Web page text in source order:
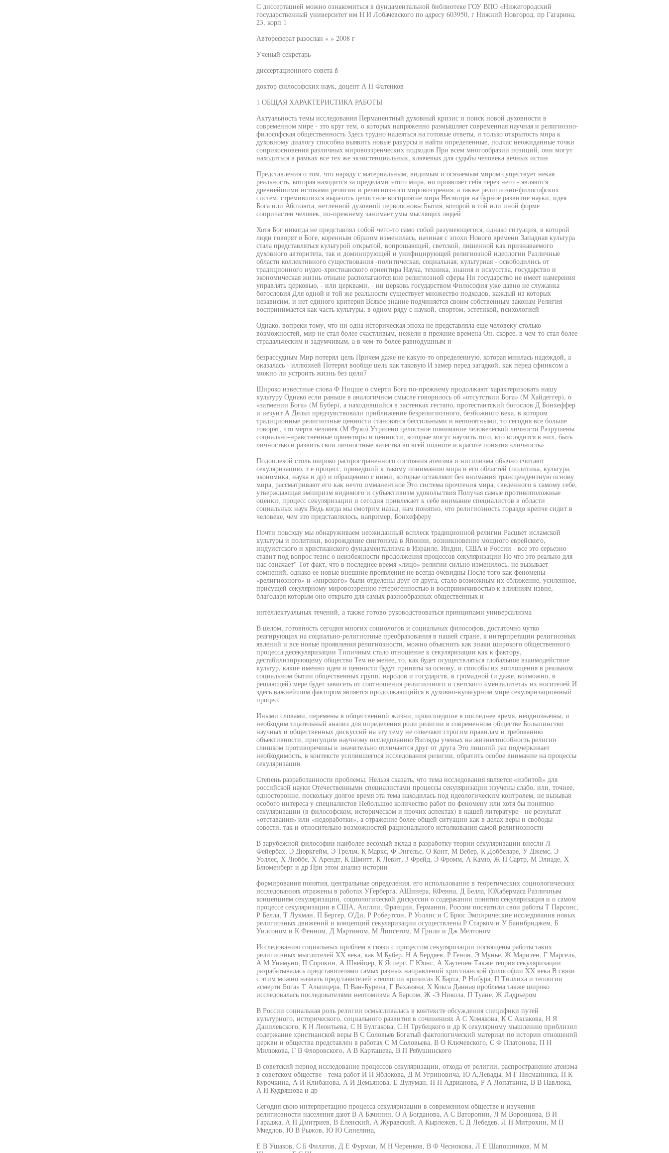
С диссертацией можно ознакомиться в фундаментальной библиотеке ГОУ ВПО «Нижегородский
государственный университет им Н И Лобачевского по адресу 603950, г Нижний Новгород, пр Гагарина,
23, корп 1
Автореферат разослан « » 2008 г
Ученый секретарь
диссертационного совета ñ
доктор философских наук, доцент А Н Фатенков
1 ОБЩАЯ ХАРАКТЕРИСТИКА РАБОТЫ
Актуальность темы исследования Перманентный духовный кризис и поиск новой духовности в
современном мире - это круг тем, о которых напряженно размышляет современная научная и религиозно-
философская общественность Здесь трудно надеяться на готовые ответы, и только открытость мира к
духовному диалогу способна выявить новые ракурсы и найти определенные, подчас неожиданные точки
соприкосновения различных мировоззренческих подходов При всем многообразии позиций, они могут
находиться в рамках все тех же экзистенциальных, ключевых для судьбы человека вечных истин
Представления о том, что наряду с материальным, видимым и осязаемым миром существует некая
реальность, которая находится за пределами этого мира, но проявляет себя через него - являются
древнейшими истоками религии и религиозного мировоззрения, а также религиозно-философских
систем, стремившихся выразить целостное восприятие мира Несмотря на бурное развитие науки, идея
Бога или Абсолюта, нетленной духовной первоосновы Бытия, которой в той или иной форме
сопричастен человек, по-прежнему занимает умы мыслящих людей
Хотя Бог никогда не представлял собой чего-то само собой разумеющегося, однако ситуация, в которой
люди говорят о Боге, коренным образом изменилась, начиная с эпохи Нового времени Западная культура
стала представляться культурой открытой, вопрошающей, светской, лишенной как признаваемого
духовного авторитета, так и доминирующей и унифицирующей религиозной идеологии Различные
области коллективного существования -политическая, социальная, культурная - освободились от
традиционного иудео-христианского ориентира Наука, техника, знания и искусства, государство и
экономическая жизнь отныне располагаются вне религиозной сферы Ни государство не имеет намерения
управлять церковью, - или церквами, - ни церковь государством Философия уже давно не служанка
богословия Для одной и той же реальности существует множество подходов, каждый из которых
независим, и нет единого критерия Всякое знание подчиняется своим собственным законам Религия
воспринимается как часть культуры, в одном ряду с наукой, спортом, эстетикой, психологией
Однако, вопреки тому, что ни одна историческая эпоха не представляла еще человеку столько
возможностей, мир не стал более счастливым, нежели в прежние времена Он, скорее, в чем-то стал более
страдальческим и задумчивым, а в чем-то более равнодушным и
безрассудным Мир потерял цель Причем даже не какую-то определенную, которая мнилась надеждой, а
оказалась - иллюзией Потерял вообще цель как таковую И замер перед загадкой, как перед сфинксом а
можно ли устроить жизнь без цели7
Широко известные слова Ф Ницше о смерти Бога по-прежнему продолжают характеризовать нашу
культуру Однако если раньше в аналогичном смысле говорилось об «отсутствии Бога» (М Хайдеггер), о
«затмении Бога» (М Бубер), а находившийся в застенках гестапо, протестантский богослов Д Бонхеффер
и иезуит А Дельп предчувствовали приближение безрелигиозного, безбожного века, в котором
традиционные религиозные ценности становятся бессильными и непонятными, то сегодня все больше
говорят, что мертв человек (М Фуко) Утрачено целостное понимание человеческой личности Разрушены
социально-нравственные ориентиры и ценности, которые могут научить того, кто вглядится в них, быть
личностью и развить свои личностные качества во всей полноте и красоте понятия «личность»
Подоплекой столь широко распространенного состояния атеизма и нигилизма обычно считают
секуляризацию, т е процесс, приведший к такому пониманию мира и его областей (политика, культура,
экономика, наука и др) и обращению с ними, которые оставляют без внимания трансцендентную основу
мира, рассматривают его как нечто имманентное Это система прочтения мира, сведенного к самому себе,
утверждающая эмпиризм видимого и субъективизм удовольствия Получая самые противоположные
оценки, процесс секуляризации и сегодня привлекает к себе внимание специалистов в области
социальных наук Ведь когда мы смотрим назад, нам понятно, что религиозность гораздо крепче сидит в
человеке, чем это представлялось, например, Бонхефферу
Почти повсюду мы обнаруживаем неожиданный всплеск традиционной религии Расцвет исламской
культуры и политики, возрождение синтоизма в Японии, возникновение мощного еврейского,
индуистского и христианского фундаментализма в Израиле, Индии, США и России - все это серьезно
ставит под вопрос тезис о неизбежности продолжения процессов секуляризации Но что это реально для
нас означает'' Тот факт, что в последнее время «лицо» религии сильно изменилось, не вызывает
сомнений, однако ее новые внешние проявления не всегда очевидны После того как феномены
«религиозного» и «мирского» были отделены друг от друга, стало возможным их сближение, усиленное,
присущей секулярному мировоззрению гетерогенностью и восприимчивостью к влияниям извне,
благодаря которым оно открыто для самых разнообразных общественных и
интеллектуальных течений, а также готово руководствоваться принципами универсализма
В целом, готовность сегодня многих социологов и социальных философов, достаточно чутко
реагирующих на социально-религиозные преобразования в нашей стране, к интерпретации религиозных
явлений и все новые проявления религиозности, можно объяснить как знаки широкого общественного
процесса десекуляризации Типичным стало отношение к секуляризации как к фактору,
дестабилизирующему общество Тем не менее, то, как будет осуществляться глобальное взаимодействие
культур, какие именно идеи и ценности будут приняты за основу, и способы их воплощения в реальном
социальном бытии общественных групп, народов и государств, в громадной (и даже, возможно, в
решающей) мере будет зависеть от соотношения религиозного и светского «менталитета» их носителей И
здесь важнейшим фактором является продолжающийся в духовно-культурном мире секуляризационный
процесс
Иными словами, перемены в общественной жизни, происшедшие в последнее время, неоднозначны, и
необходим тщательный анализ для определения роли религии в современном обществе Большинство
научных и общественных дискуссий на эту тему не отвечают строгим правилам и требованию
объективности, присущим научному исследованию Взгляды ученых на жизнеспособность религии
слишком противоречивы и значительно отличаются друг от друга Это лишний раз подчеркивает
необходимость, в контексте усилившегося исследования религии, обратить особое внимание на процессы
секуляризации
Степень разработанности проблемы. Нельзя сказать, что тема исследования является «избитой» для
российской науки Отечественными специалистами процессы секуляризации изучены слабо, или, точнее,
односторонне, поскольку долгое время эта тема находилась под идеологическим контролем, не вызывая
особого интереса у специалистов Небольшое количество работ по феномену или хотя бы понятию
секуляризации (в философском, историческом и прочих аспектах) в нашей литературе - не результат
«отставания» или «недоработки», а отражение более общей ситуации как в делах веры и свободы
совести, так и относительно возможностей рационального истолкования самой религиозности
В зарубежной философии наиболее весомый вклад в разработку теории секуляризации внесли Л
Фейербах, Э Дюркгейм, Э Трельч, К Маркс, Ф Энгельс, О Конт, М Вебер, К Доббеларе, У Джемс, Э
Уоллес, X Люббе, X Арендт, К Шмитт, К Левит, 3 Фрейд, Э Фромм, А Камю, Ж П Сартр, М Элиаде, X
Блюменберг и др При этом анализ истории
формирования понятия, центральные определения, его использование в теоретических социологических
исследованиях отражены в работах УГерберга, АШинера, КФенна, Д Белла, ЮХабермаса Различным
концепциям секуляризации, социологической дискуссии о содержании понятия секуляризация и о самом
процессе секуляризации в США, Англии, Франции, Германии, России посвятили свои работы Т Парсонс,
Р Белла, Т Лукман, П Бергер, О'Ди, Р Робертсон, Р Уоллис и С Брюс Эмпирические исследования новых
религиозных движений и концепций секуляризации осуществлены Р Старком и У Баинбриджем, Б
Уилсоном и К Фенном, Д Мартином, М Липсетом, М Грили и Дж Мелтоном
Исследованию социальных проблем в связи с процессом секуляризации посвящены работы таких
религиозных мыслителей XX века, как М Бубер, Н А Бердяев, Р Генон, Э Мунье, Ж Маритен, Г Марсель,
А М Унамуно, П Сорокин, А Швейцер, К Ясперс, Г Юонг, А Хаутепен Также теория секуляризации
разрабатывалась представителями самых разных направлений христианской философии XX века В связи
с этим можно назвать представителей «теологии кризиса» К Барта, Р Нибура, П Тиллиха и теологии
«смерти Бога» Т Альтицера, П Ван-Бурена, Г Ваханяна, X Кокса Данная проблема также широко
исследовалась последователями неотомизма А Барсом, Ж -Э Никола, П Туане, Ж Ладрьером
В России социальная роль религии осмысливалась в контексте обсуждения специфики путей
культурного, исторического, социального развития в сочинениях А С Хомякова, К С Аксакова, Н Я
Данилевского, К Н Леонтьева, С Н Булгакова, С Н Трубецкого и др К секулярному мышлению приблизил
содержание христианской веры В С Соловьев Богатый фактологический материал по истории отношений
церкви и общества представлен в работах С М Соловьева, В О Ключевского, С Ф Платонова, П Н
Милюкова, Г В Флоровского, А В Карташева, В П Рябушинского
В советский период исследование процессов секуляризации, отхода от религии, распространение атеизма
в советском обществе - тема работ И Н Яблокова, Д М Угриновича, Ю А,Левады, М Г Писманника, П К
Курочкина, А И Клибанова, А И Демьянова, Е Дулуман, Н П Адрианова, Р А Лопаткина, В В Павлюка,
А И Кудряшова и др
Сегодня свою интерпретацию процесса секуляризации в современном обществе и изучения
религиозности населения дают В А Бачинин, О А Богданова, А С Ваторопин, Л М Воронцова, В И
Гараджа, А Н Дмитриев, В Еленский, А Журавский, А Кырлежев, С Д Лебедев, Л Н Митрохин, М П
Мчедлов, Ю В Рыжов, Ю Ю Синелина,
Е В Ушаков, С Б Филатов, Д Е Фурман, М Н Черенков, В Ф Чеснокова, Л Е Шапошников, М М